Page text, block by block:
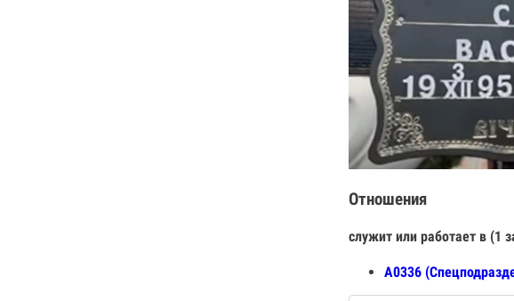
Отношения
служит или работает в (1
А0336